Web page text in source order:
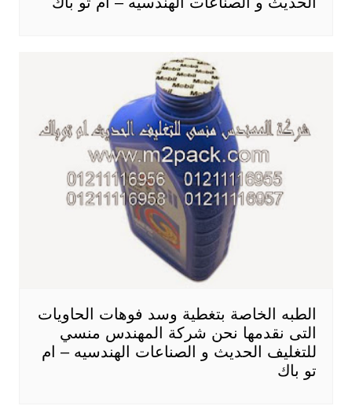
الطبه الخاصة بتغطية وسد فوهات الحاويات
التى نقدمها نحن شركة المهندس منسي
للتغليف الحديث و الصناعات الهندسيه – ام
تو باك